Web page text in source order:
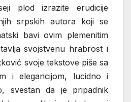
plod izrazite erudicije
srpskih autora koji se
bavi ovim plemenitim
svojstvenu hrabrost i
svoje tekstove piše sa
i elegancijom, lucidno i
svestan da je pripadnik